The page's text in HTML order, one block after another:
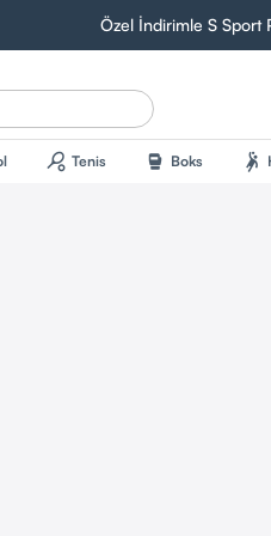
Özel İndirimle S Sport
sports_tennis Tenis sports_mma Boks sports_handball